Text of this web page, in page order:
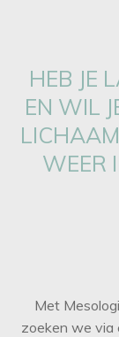
HEB JE
EN WIL
WEER
Met
zoeken we via